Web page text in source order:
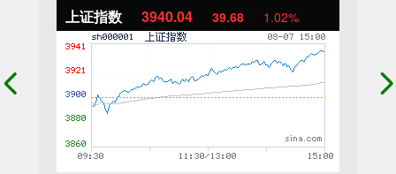
上证指数 3940.04 39.68 1.02%